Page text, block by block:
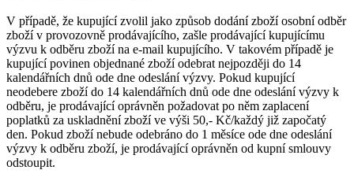
V případě, že kupující zvolil jako způsob dodání zboží osobní odběr
zboží v provozovně prodávajícího, zašle prodávající kupujícímu
výzvu k odběru zboží na e-mail kupujícího. V takovém případě je
kupující povinen objednané zboží odebrat nejpozději do 14
kalendářních dnů ode dne odeslání výzvy. Pokud kupující
neodebere zboží do 14 kalendářních dnů ode dne odeslání výzvy k
odběru, je prodávající oprávněn požadovat po něm zaplacení
poplatků za uskladnění zboží ve výši 50,- Kč/každý již započatý
den. Pokud zboží nebude odebráno do 1 měsíce ode dne odeslání
výzvy k odběru zboží, je prodávající oprávněn od kupní smlouvy
odstoupit.